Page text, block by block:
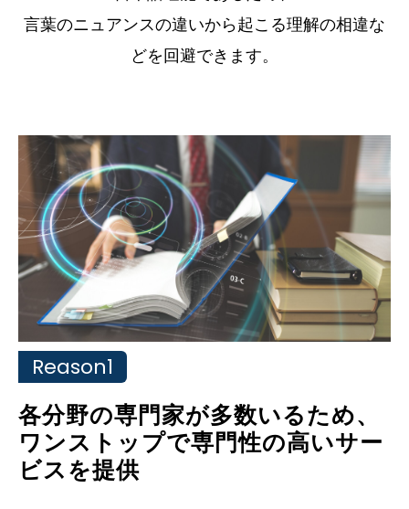
言葉のニュアンスの違いから起こる理解の相違な
どを回避できます。
Reason1
各分野の専門家が多数いるため、
ワンストップで専門性の高いサー
ビスを提供